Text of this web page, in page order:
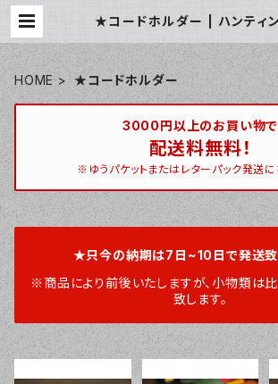
★コードホルダー | ハンティ
kibase
HOME
★コードホルダー
3000円以上のお買い物で
配送料無料！
※ゆうパケットまたはレターパック発送に
★只今の納期は7日~10日で発送
※商品により前後いたしますが、小物類は
致します。